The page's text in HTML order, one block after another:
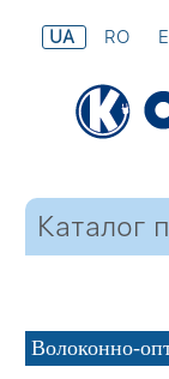
UA RO
Каталог
Волоконно-